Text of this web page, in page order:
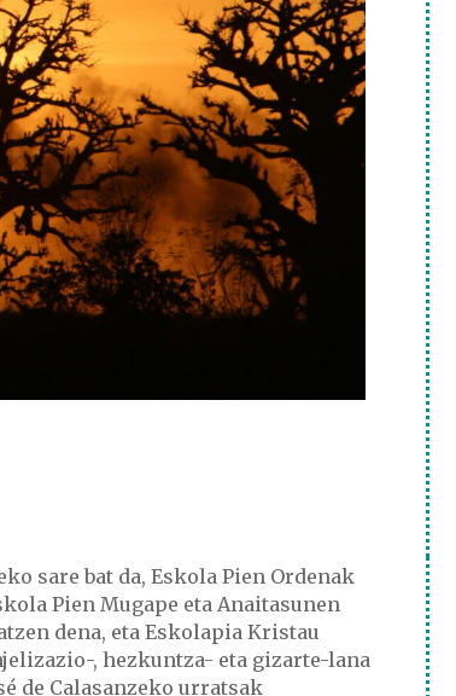
sare bat da, Eskola Pien Ordenak
Pien Mugape eta Anaitasunen
dena, eta Eskolapia Kristau
, hezkuntza- eta gizarte-lana
de Calasanzeko urratsak